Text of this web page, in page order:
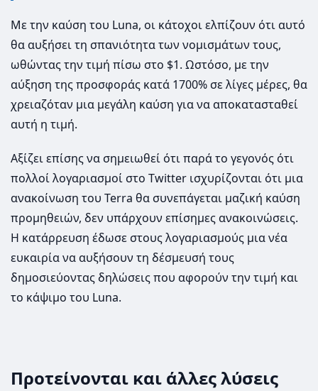
Με την καύση του Luna, οι κάτοχοι ελπίζουν ότι αυτό
θα αυξήσει τη σπανιότητα των νομισμάτων τους,
ωθώντας την τιμή πίσω στο $1. Ωστόσο, με την
αύξηση της προσφοράς κατά 1700% σε λίγες μέρες, θα
χρειαζόταν μια μεγάλη καύση για να αποκατασταθεί
αυτή η τιμή.
Αξίζει επίσης να σημειωθεί ότι παρά το γεγονός ότι
πολλοί λογαριασμοί στο Twitter ισχυρίζονται ότι μια
ανακοίνωση του Terra θα συνεπάγεται μαζική καύση
προμηθειών, δεν υπάρχουν επίσημες ανακοινώσεις.
Η κατάρρευση έδωσε στους λογαριασμούς μια νέα
ευκαιρία να αυξήσουν τη δέσμευσή τους
δημοσιεύοντας δηλώσεις που αφορούν την τιμή και
το κάψιμο του Luna.
Προτείνονται και άλλες λύσεις